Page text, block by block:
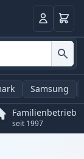
Anmelden
Samsung
Familienbetrieb
seit 1997